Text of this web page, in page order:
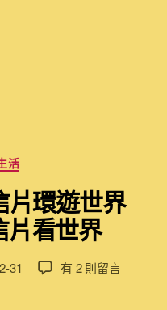
活
環遊世界
片看世界
31
在
有 2 則留言